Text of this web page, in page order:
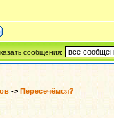
сообщения:
-> Пересечёмся?